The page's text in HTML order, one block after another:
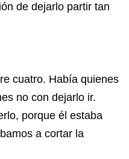
de dejarlo partir tan
cuatro. Había quienes
no con dejarlo ir.
porque él estaba
a cortar la